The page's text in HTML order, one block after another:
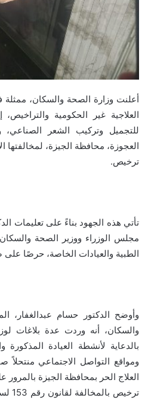
أعلنت وزارة الصحة والسكان، ممثلة
للتجميل وتركيب الشعر الصناعي،
العجوزة، محافظة الجيزة،
ترخيص.
تأتي هذه الجهود بناءً على تعليمات
مجلس الوزراء ووزير الصحة
الطبية والعيادات الخاصة، حرصًا
وأوضح الدكتور حسام عبدالغفار،
والسكان، أنه وردت عدة بلاغات
بالدعاية لأنشطة العيادة
ومواقع التواصل الاجتماعي منتحلاً
العلاج الحر بمحافظة الجيزة بالمرور